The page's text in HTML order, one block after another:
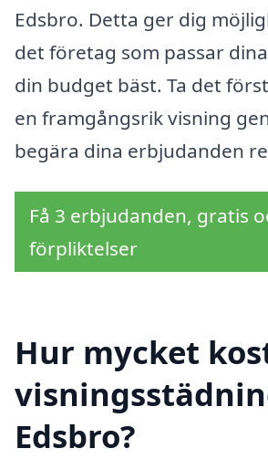
Edsbro. Detta ger dig
det företag som passar
din budget bäst. Ta det
en framgångsrik visning
begära dina erbjudanden
Få 3 erbjudanden, gratis
förpliktelser
Hur mycket
Edsbro?